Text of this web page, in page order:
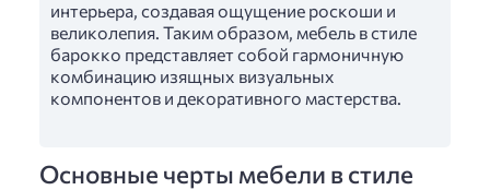
интерьера, создавая ощущение роскоши и
великолепия. Таким образом, мебель в стиле
барокко представляет собой гармоничную
комбинацию изящных визуальных
компонентов и декоративного мастерства.
Основные черты мебели в стиле